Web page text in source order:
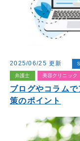
2025/06/25 更新
弁護士 美容クリニック
ブログやコラム
策のポイント